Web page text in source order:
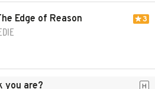
Edge of Reason 3
you are? H